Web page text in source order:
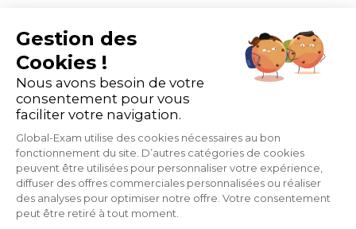
et les ressources
essentielles pour vos
besoins. Souhaitez-vous à
tout prix un vrai suivi de
progression, l’accès à des
statistiques d’évolution,
ou alors une équipe
Gestion des
Cookies !
Nous avons besoin de votre
consentement pour vous
faciliter votre navigation.
Global-Exam utilise des cookies nécessaires au bon
fonctionnement du site. D’autres catégories de cookies
peuvent être utilisées pour personnaliser votre expérience,
diffuser des offres commerciales personnalisées ou réaliser
des analyses pour optimiser notre offre. Votre consentement
peut être retiré à tout moment.